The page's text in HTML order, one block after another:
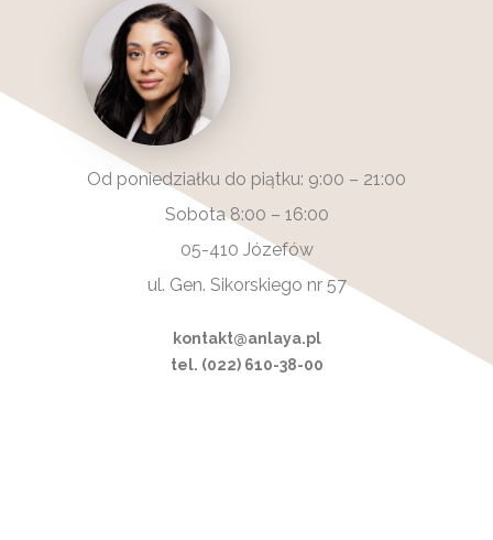
Od poniedziałku do piątku: 9:00 – 21:00
Sobota 8:00 – 16:00
05-410 Józefów
ul. Gen. Sikorskiego nr 57
kontakt@anlaya.pl
tel. (022) 610-38-00